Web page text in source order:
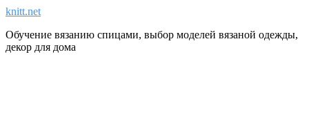
knitt.net
Обучение вязанию спицами, выбор моделей вязаной одежды,
декор для дома